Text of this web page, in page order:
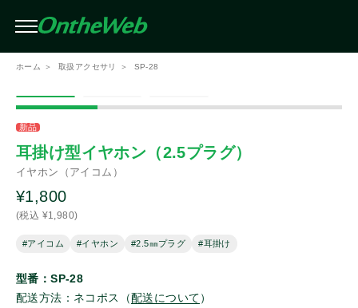
ホーム 取扱アクセサリ SP-28
新品
耳掛け型イヤホン（2.5プラグ）
イヤホン（アイコム）
¥1,800
(税込 ¥1,980)
#アイコム #イヤホン #2.5㎜プラグ #耳掛け
型番：SP-28
配送方法：ネコポス（配送について）
メーカー
アイコム
スタンダード